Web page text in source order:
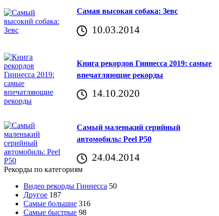
Самая высокая собака: Зевс
10.03.2014
Книга рекордов Гиннесса 2019: самые
впечатляющие рекорды
14.10.2020
Самый маленький серийный
автомобиль: Peel P50
24.04.2014
Рекорды по категориям
Видео рекорды Гиннесса 50
Другое 187
Самые большие 316
Самые быстрые 98